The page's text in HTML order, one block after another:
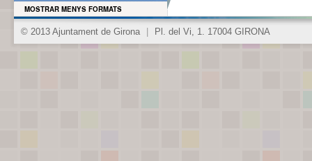
MOSTRAR MENYS FORMATS
© 2013 Ajuntament de Girona Pl. del Vi, 1. 17004 GIRONA